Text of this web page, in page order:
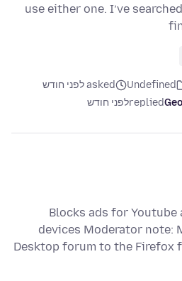
use either one. I’ve
Undefined
asked לפני חודש
repliedלפני חודש
Blocks ads for
devices Moderator note:
Desktop forum to the Firefox